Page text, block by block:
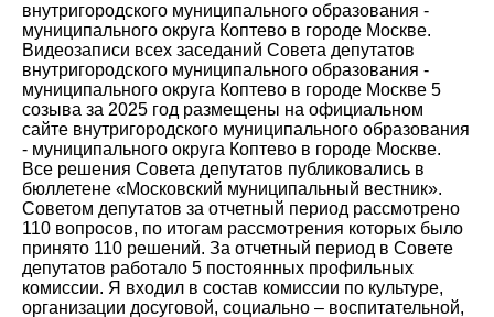
внутригородского муниципального образования -
муниципального округа Коптево в городе Москве.
Видеозаписи всех заседаний Совета депутатов
внутригородского муниципального образования -
муниципального округа Коптево в городе Москве 5
созыва за 2025 год размещены на официальном
сайте внутригородского муниципального образования
- муниципального округа Коптево в городе Москве.
Все решения Совета депутатов публиковались в
бюллетене «Московский муниципальный вестник».
Советом депутатов за отчетный период рассмотрено
110 вопросов, по итогам рассмотрения которых было
принято 110 решений. За отчетный период в Совете
депутатов работало 5 постоянных профильных
комиссии. Я входил в состав комиссии по культуре,
организации досуговой, социально – воспитательной,